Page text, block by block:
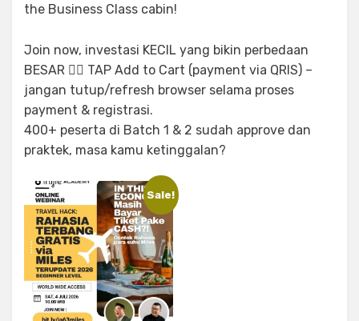
the Business Class cabin!
Join now, investasi KECIL yang bikin perbedaan
BESAR ✌🏻 TAP Add to Cart (payment via QRIS) –
jangan tutup/refresh browser selama proses
payment & registrasi.
400+ peserta di Batch 1 & 2 sudah approve dan
praktek, masa kamu ketinggalan?
Sale!